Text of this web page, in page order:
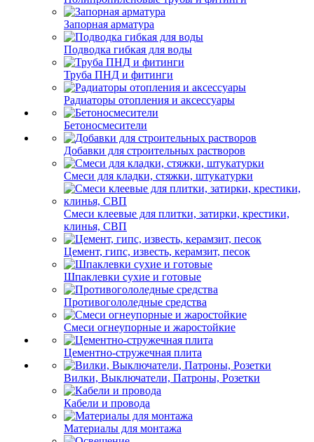
Запорная арматура
Подводка гибкая для воды
Труба ПНД и фитинги
Радиаторы отопления и аксессуары
Бетоносмесители
Добавки для строительных растворов
Смеси для кладки, стяжки, штукатурки
Смеси клеевые для плитки, затирки, крестики,
клинья, СВП
Цемент, гипс, известь, керамзит, песок
Шпаклевки сухие и готовые
Противогололедные средства
Смеси огнеупорные и жаростойкие
Цементно-стружечная плита
Вилки, Выключатели, Патроны, Розетки
Кабели и провода
Материалы для монтажа